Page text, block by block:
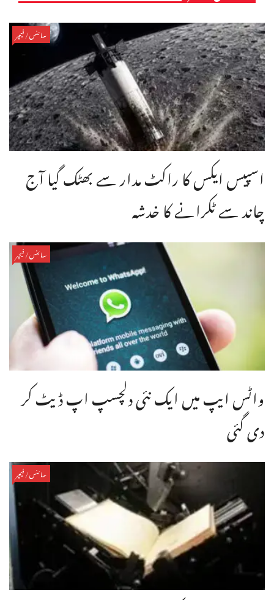
سائنس/فیچر
اسپیس ایکس کا راکٹ مدار سے بھٹک گیا آج
چاند سے ٹکرانے کا خدشہ
سائنس/فیچر
واٹس ایپ میں ایک نئی دلچسپ اپ ڈیٹ کر
دی گئی
سائنس/فیچر